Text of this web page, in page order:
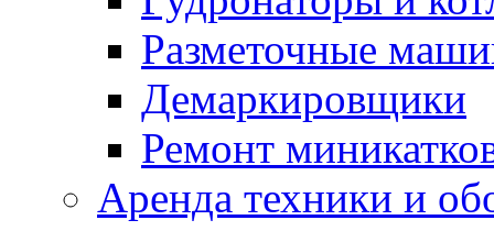
Разметочные
Демаркировщики
Ремонт
Аренда техники и